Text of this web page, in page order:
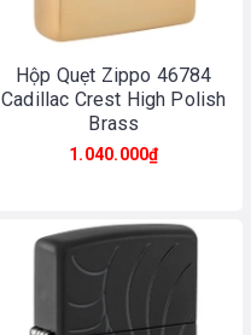
Hộp Quẹt Zippo 46784
Cadillac Crest High Polish
Brass
1.040.000₫